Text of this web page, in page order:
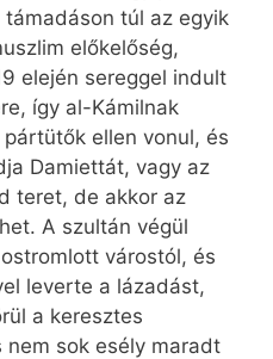
túl az egyik
előkelőség,
elején sereggel indult
így al-Kámil­nak
ellen vonul, és
Dami­et­tát, vagy az
teret, de akkor az
A szultán végül
várostól, és
leverte a lázadást,
a keresztes
sok esély maradt